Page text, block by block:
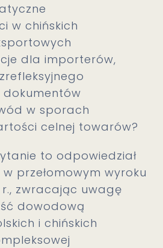
w chińskich
dla importerów,
w sporach
celnej towarów?
to odpowiedział
w przełomowym wyroku
r., zwracając uwagę
dowodową
i chińskich